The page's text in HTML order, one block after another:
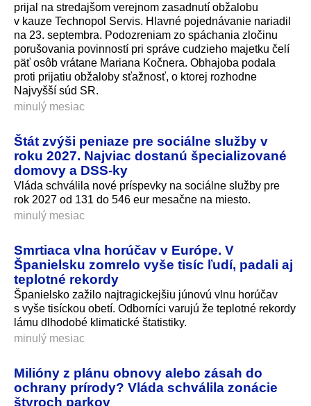
prijal na stredajšom verejnom zasadnutí obžalobu
v kauze Technopol Servis. Hlavné pojednávanie nariadil
na 23. septembra. Podozreniam zo spáchania zločinu
porušovania povinností pri správe cudzieho majetku čelí
päť osôb vrátane Mariana Kočnera. Obhajoba podala
proti prijatiu obžaloby sťažnosť, o ktorej rozhodne
Najvyšší súd SR.
minulý mesiac
Štát zvýši peniaze pre sociálne služby v
roku 2027. Najviac dostanú špecializované
domovy a DSS-ky
Vláda schválila nové príspevky na sociálne služby pre
rok 2027 od 131 do 546 eur mesačne na miesto.
minulý mesiac
Smrtiaca vlna horúčav v Európe. V
Španielsku zomrelo vyše tisíc ľudí, padali aj
teplotné rekordy
Španielsko zažilo najtragickejšiu júnovú vlnu horúčav
s vyše tisíckou obetí. Odborníci varujú že teplotné rekordy
lámu dlhodobé klimatické štatistiky.
minulý mesiac
Milióny z plánu obnovy alebo zásah do
ochrany prírody? Vláda schválila zonácie
štyroch parkov